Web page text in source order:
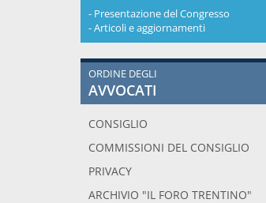
- Presentazione del Congresso
- Articoli e aggiornamenti
ORDINE DEGLI
AVVOCATI
CONSIGLIO
COMMISSIONI DEL CONSIGLIO
PRIVACY
ARCHIVIO "IL FORO TRENTINO"